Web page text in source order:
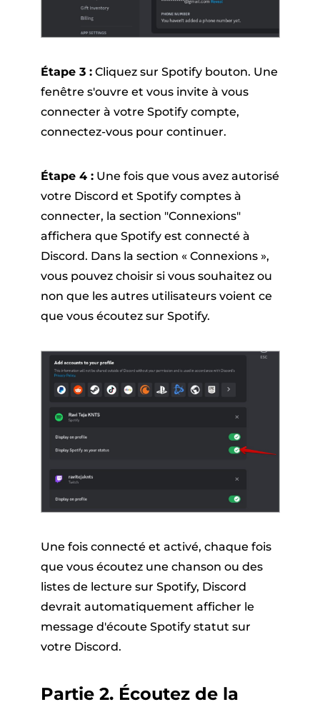
Étape 3 :Cliquez sur Spotify bouton. Une
fenêtre s'ouvre et vous invite à vous
connecter à votre Spotify compte,
connectez-vous pour continuer.
Étape 4 :Une fois que vous avez autorisé
votre Discord et Spotify comptes à
connecter, la section "Connexions"
affichera que Spotify est connecté à
Discord. Dans la section « Connexions »,
vous pouvez choisir si vous souhaitez ou
non que les autres utilisateurs voient ce
que vous écoutez sur Spotify.
Une fois connecté et activé, chaque fois
que vous écoutez une chanson ou des
listes de lecture sur Spotify, Discord
devrait automatiquement afficher le
message d'écoute Spotify statut sur
votre Discord.
Partie 2. Écoutez de la